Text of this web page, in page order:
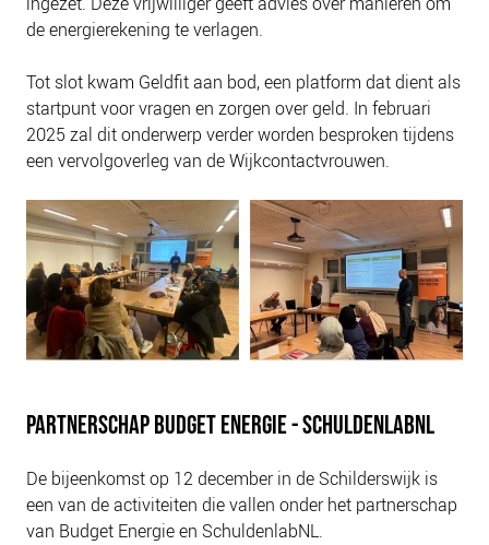
de energierekening te verlagen.
Tot slot kwam Geldfit aan bod, een platform dat dient als
startpunt voor vragen en zorgen over geld. In februari
2025 zal dit onderwerp verder worden besproken tijdens
een vervolgoverleg van de Wijkcontactvrouwen.
PARTNERSCHAP BUDGET ENERGIE - SCHULDENLABNL
De bijeenkomst op 12 december in de Schilderswijk is
een van de activiteiten die vallen onder het partnerschap
van Budget Energie en SchuldenlabNL.